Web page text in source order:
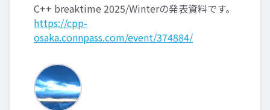
C++ breaktime 2025/Winterの発表資料です。
https://cpp-
osaka.connpass.com/event/374884/